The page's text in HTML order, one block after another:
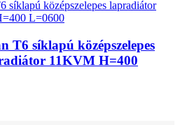
T6 síklapú középszelepes
11KVM H=400